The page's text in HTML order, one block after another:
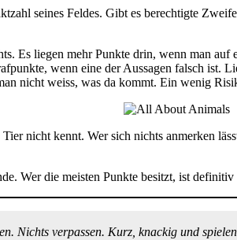
seines Feldes. Gibt es berechtigte
Es liegen mehr Punkte drin, wenn man
wenn eine der Aussagen falsch ist.
nicht weiss, was da kommt. Ein wenig
nicht kennt. Wer sich nichts anmerken
Wer die meisten Punkte besitzt, ist definitiv
Nichts verpassen. Kurz, knackig und